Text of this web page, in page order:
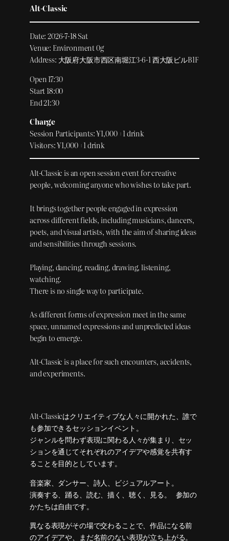
Alt-Classic
Date: 2026-7-18 Sat
Venue: Environment 0g
Address: 大阪府大阪市西区南堀江3-6-1 西大阪ビルB1F
Open 17:30
Start 18:00
End 21:30
Charge
Session Participants: ¥1,000 +1 drink
Visitors: ¥1,000 +1 drink
Alt-Classic is an open session event for creative
people, welcoming anyone who wishes to take part.
It brings together people engaged in expression
across different fields, including musicians, dancers,
poets, and visual artists, with the aim of sharing ideas
and sensibilities through sessions.
Playing, dancing, reading, drawing, listening,
watching.
There is no single way to participate.
As different forms of expression meet in the same
space, unnamed expressions and unpredicted ideas
begin to emerge.
Alt-Classic is a place for such encounters, accidents,
and experiments.
Alt-Classicはクリエイティブな人々に開かれた、誰で
も参加できるセッションイベント。
ジャンルを問わず表現に関わる人々が集まり、セッ
ションを通じてそれぞれのアイデアや感覚を共有す
ることを目的としています。
音楽家、ダンサー、詩人、ビジュアルアート。
演奏する、踊る、読む、描く、聴く、見る。 参加の
かたちは自由です。
異なる表現がその場で交わることで、作品になる前
のアイデアや、まだ名前のない表現が立ち上がる。